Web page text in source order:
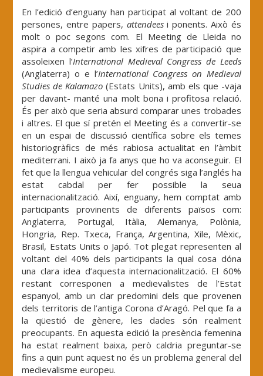
En l’edició d’enguany han participat al voltant de 200
persones, entre papers, attendeesi ponents. Això és
molt o poc segons com. El Meeting de Lleida no
aspira a competir amb les xifres de participació que
assoleixen l’International Medieval Congress de Leeds
(Anglaterra) o e l’International Congress on Medieval
Studies de Kalamazo (Estats Units), amb els que -vaja
per davant- manté una molt bona i profitosa relació.
És per això que seria absurd comparar unes trobades
i altres. El que sí pretén el Meeting és a convertir-se
en un espai de discussió científica sobre els temes
historiogràfics de més rabiosa actualitat en l’àmbit
mediterrani. I això ja fa anys que ho va aconseguir. El
fet que la llengua vehicular del congrés siga l’anglés ha
estat cabdal per fer possible la seua
internacionalització. Així, enguany, hem comptat amb
participants provinents de diferents països com:
Anglaterra, Portugal, Itàlia, Alemanya, Polònia,
Hongria, Rep. Txeca, França, Argentina, Xile, Mèxic,
Brasil, Estats Units o Japó. Tot plegat representen al
voltant del 40% dels participants la qual cosa dóna
una clara idea d’aquesta internacionalització. El 60%
restant corresponen a medievalistes de l’Estat
espanyol, amb un clar predomini dels que provenen
dels territoris de l’antiga Corona d’Aragó. Pel que fa a
la qüestió de gènere, les dades són realment
preocupants. En aquesta edició la presència femenina
ha estat realment baixa, però caldria preguntar-se
fins a quin punt aquest no és un problema general del
medievalisme europeu.